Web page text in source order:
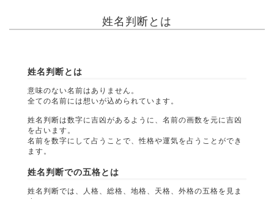
姓名判断とは
姓名判断とは
意味のない名前はありません。
全ての名前には想いが込められています。
姓名判断は数字に吉凶があるように、名前の画数を元に吉凶
を占います。
名前を数字にして占うことで、性格や運気を占うことができ
ます。
姓名判断での五格とは
姓名判断では、人格、総格、地格、天格、外格の五格を見ま